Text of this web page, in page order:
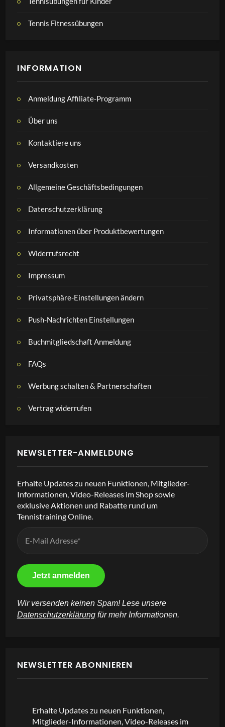
Tennis Fitnessübungen
INFORMATION
Anmeldung Affiliate-Programm
Über uns
Kontaktiere uns
Versandkosten
Allgemeine Geschäftsbedingungen
Datenschutzerklärung
Informationen über Produktbewertungen
Widerrufsrecht
Impressum
Privatsphäre-Einstellungen ändern
Push-Nachrichten Einstellungen
Buchmitgliedschaft Anmeldung
FAQs
Werbung schalten & Partnerschaften
Vertrag widerrufen
NEWSLETTER-ANMELDUNG
Erhalte Updates zu neuen Funktionen, Mitglieder-
Informationen, Video-Releases im Shop sowie
exklusive Aktionen und Rabatte rund um
Tennistraining Online.
Wir versenden keinen Spam! Lese unsere
Datenschutzerklärungfür mehr Informationen.
NEWSLETTER ABONNIEREN
Erhalte Updates zu neuen Funktionen,
Mitglieder-Informationen, Video-Releases im